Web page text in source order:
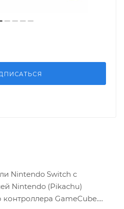
Nintendo Switch с
Nintendo (Pikachu)
GameCube.